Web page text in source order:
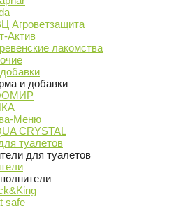
Агроветзащита
Актив
лакомства
и добавки
Меню
CRYSTAL
туалетов
для туалетов
safe